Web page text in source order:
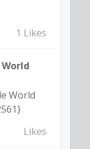
1 Likes
World
Likes